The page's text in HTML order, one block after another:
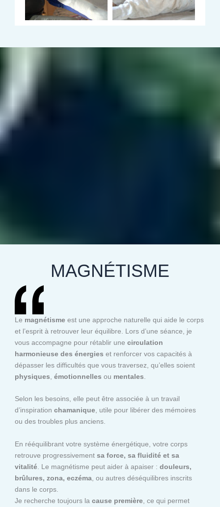
MAGNÉTISME
Le magnétisme est une approche naturelle qui aide le corps
et l’esprit à retrouver leur équilibre. Lors d’une séance, je
vous accompagne pour rétablir une circulation
harmonieuse des énergies et renforcer vos capacités à
dépasser les difficultés que vous traversez, qu’elles soient
physiques émotionnelles ou mentales
Selon les besoins, elle peut être associée à un travail
d’inspiration chamanique, utile pour libérer des mémoires
ou des troubles plus anciens.
En rééquilibrant votre système énergétique, votre corps
retrouve progressivement sa force, sa fluidité et sa
vitalité . Le magnétisme peut aider à apaiser : douleurs,
brûlures, zona, eczéma , ou autres déséquilibres inscrits
dans le corps.
Je recherche toujours la cause première , ce qui permet